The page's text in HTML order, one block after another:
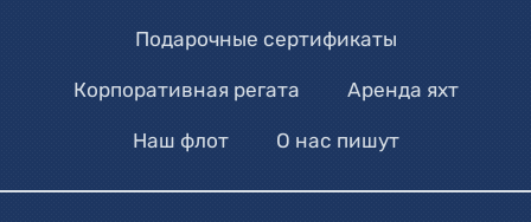
Подарочные сертификаты
Корпоративная регата Аренда яхт
Наш флот О нас пишут